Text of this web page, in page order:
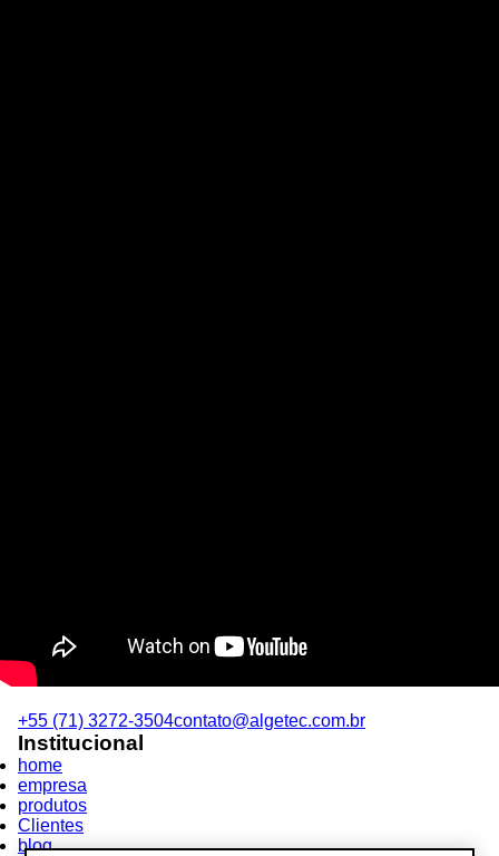
+55 (71) 3272-3504contato@algetec.com.br
Institucional
home
empresa
produtos
Clientes
blog